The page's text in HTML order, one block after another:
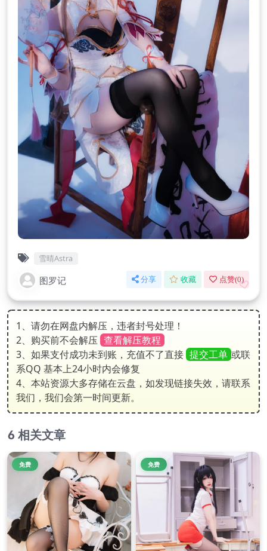
雪晴Astra
图罗记 分享 收藏 点赞(0)
1、请勿在网盘内解压，违者封号处理！
2、购买前不会解压 查看解压教程
3、如果支付成功未到账，充值不了直接 提交工单 或联
系QQ 基本上24小时内会修复
4、本站资源大多存储在云盘，如发现链接失效，请联系
我们，我们会第一时间更新。
相关文章
免费 免费